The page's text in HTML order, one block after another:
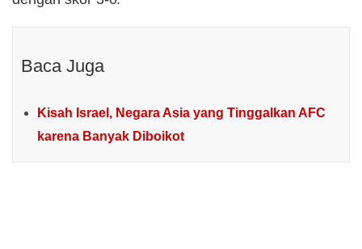
Baca Juga
Kisah Israel, Negara Asia yang Tinggalkan AFC
karena Banyak Diboikot